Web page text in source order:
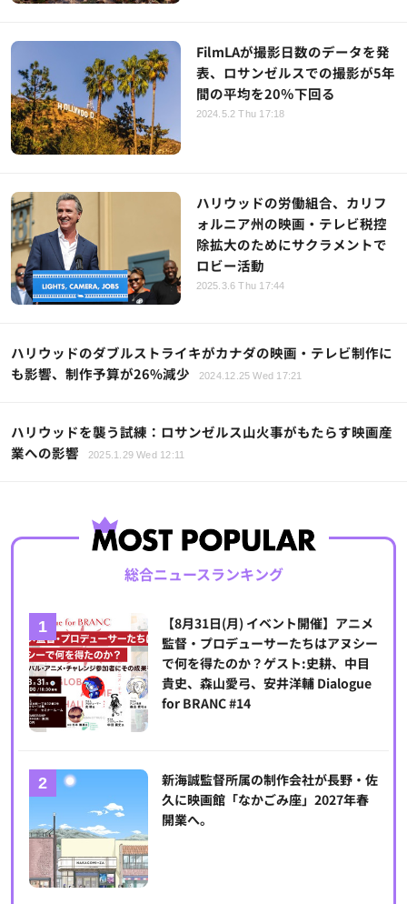
FilmLAが撮影日数のデータを発
表、ロサンゼルスでの撮影が5年
間の平均を20％下回る
2024.5.2 Thu 17:18
ハリウッドの労働組合、カリフ
ォルニア州の映画・テレビ税控
除拡大のためにサクラメントで
ロビー活動
2025.3.6 Thu 17:44
ハリウッドのダブルストライキがカナダの映画・テレビ制作に
も影響、制作予算が26%減少
2024.12.25 Wed 17:21
ハリウッドを襲う試練：ロサンゼルス山火事がもたらす映画産
業への影響
2025.1.29 Wed 12:11
総合ニュースランキング
【8月31日(月) イベント開催】アニメ
監督・プロデューサーたちはアヌシー
で何を得たのか？ゲスト:史耕、中目
貴史、森山愛弓、安井洋輔 Dialogue
for BRANC #14
新海誠監督所属の制作会社が長野・佐
久に映画館「なかごみ座」2027年春
開業へ。